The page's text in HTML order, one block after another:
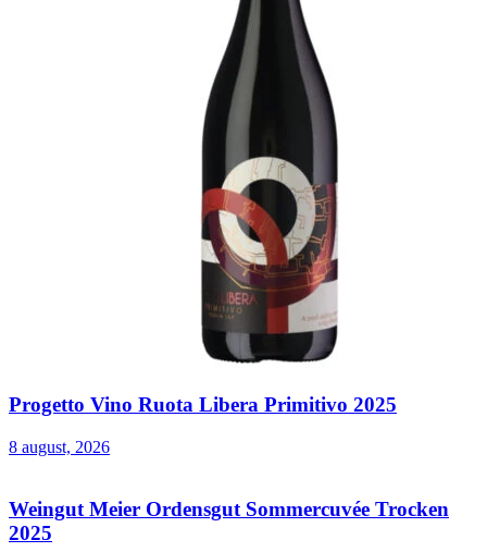
Progetto Vino Ruota Libera Primitivo 2025
8 august, 2026
Weingut Meier Ordensgut Sommercuvée Trocken
2025